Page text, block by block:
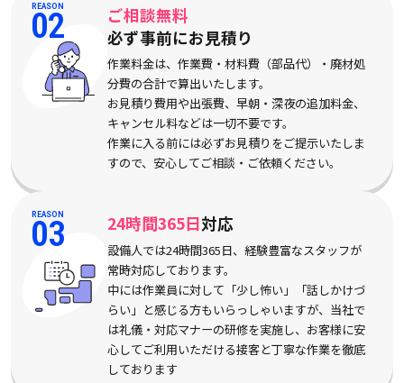
REASON
02
ご相談無料
必ず事前にお見積り
作業料金は、作業費・材料費（部品代）・廃材処
分費の合計で算出いたします。
お見積り費用や出張費、早朝・深夜の追加料金、
キャンセル料などは一切不要です。
作業に入る前には必ずお見積りをご提示いたしま
すので、安心してご相談・ご依頼ください。
REASON
03 24時間365日対応
設備人では24時間365日、経験豊富なスタッフが
常時対応しております。
中には作業員に対して「少し怖い」「話しかけづ
らい」と感じる方もいらっしゃいますが、当社で
は礼儀・対応マナーの研修を実施し、お客様に安
心してご利用いただける接客と丁寧な作業を徹底
しております